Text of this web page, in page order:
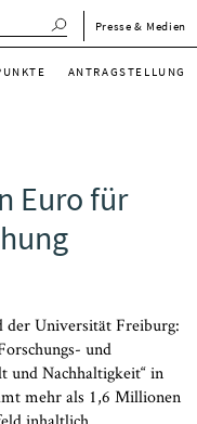
menu_meta_de
Presse & Medien
ANTRAGSTELLUNG
Euro für
der Universität Freiburg:
und
und Nachhaltigkeit“ in
mehr als 1,6 Millionen